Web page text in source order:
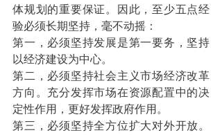
体规划的重要保证。因此，至少五点经
验必须长期坚持，毫不动摇：
第一，必须坚持发展是第一要务，坚持
以经济建设为中心。
第二，必须坚持社会主义市场经济改革
方向。充分发挥市场在资源配置中的决
定性作用，更好发挥政府作用。
第三，必须坚持全方位扩大对外开放。